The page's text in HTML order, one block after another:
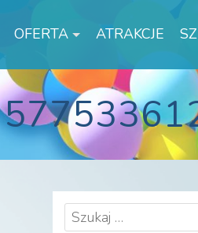
OFERTA ATRAKCJE
Szukaj: